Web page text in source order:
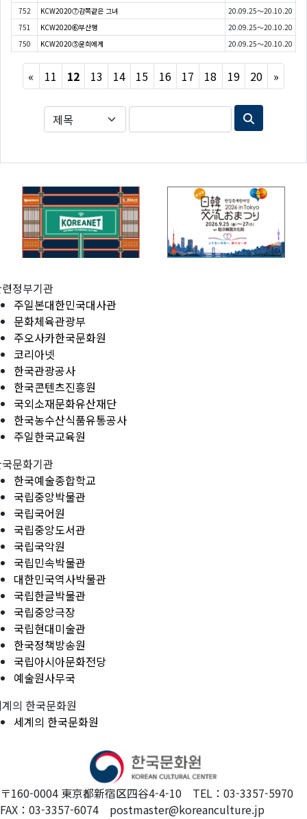
752
KCW2020⑦감쪽같은 그녀
20.09.25～20.10.20
751
KCW2020⑥부산행
20.09.25～20.10.20
750
KCW2020⑤윤희에게 20.09.25～20.10.20
« Previous
11 12 13 14 15 16 17 18 19 20 »Next
정부기관
주일본대한민국대사관
문화체육관광부
주오사카한국문화원
코리아넷
한국관광공사
한국콘텐츠진흥원
국외소재문화유산재단
한국농수산식품유통공사
주일한국교육원
문화기관
한국예술종합학교
국립중앙박물관
국립국어원
국립중앙도서관
국립국악원
국립민속박물관
대한민국역사박물관
국립한글박물관
국립중앙극장
국립현대미술관
한국정책방송원
국립아시아문화전당
예술원사무국
의 한국문화원
세계의 한국문화원
〒160-0004 東京都新宿区四谷4-4-10 TEL：03-3357-5970
FAX：03-3357-6074 postmaster@koreanculture.jp